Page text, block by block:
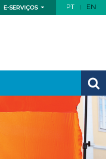
E-SERVIÇOS PT EN